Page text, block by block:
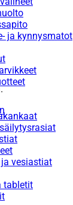
ja kynnysmatot
vesiastiat
tabletit